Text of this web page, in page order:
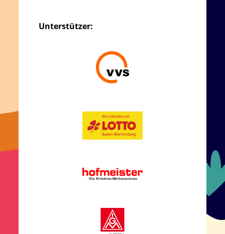
Unterstützer: